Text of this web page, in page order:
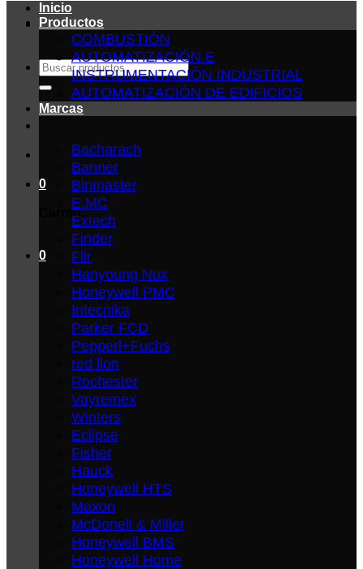
Buscar
por:
0
Carrito
0
Inicio
Productos
COMBUSTIÓN
AUTOMATIZACIÓN E
INSTRUMENTACIÓN INDUSTRIAL
AUTOMATIZACIÓN DE EDIFICIOS
Marcas
Bacharach
Banner
Binmaster
E.MC
Extech
Finder
Flir
Hanyoung Nux
Honeywell PMC
Intecnika
Parker FCD
Pepperl+Fuchs
red lion
Rochester
Vayremex
Winters
Eclipse
Fisher
Hauck
Honeywell HTS
Maxon
McDonell & Miller
Honeywell BMS
Honeywell Home